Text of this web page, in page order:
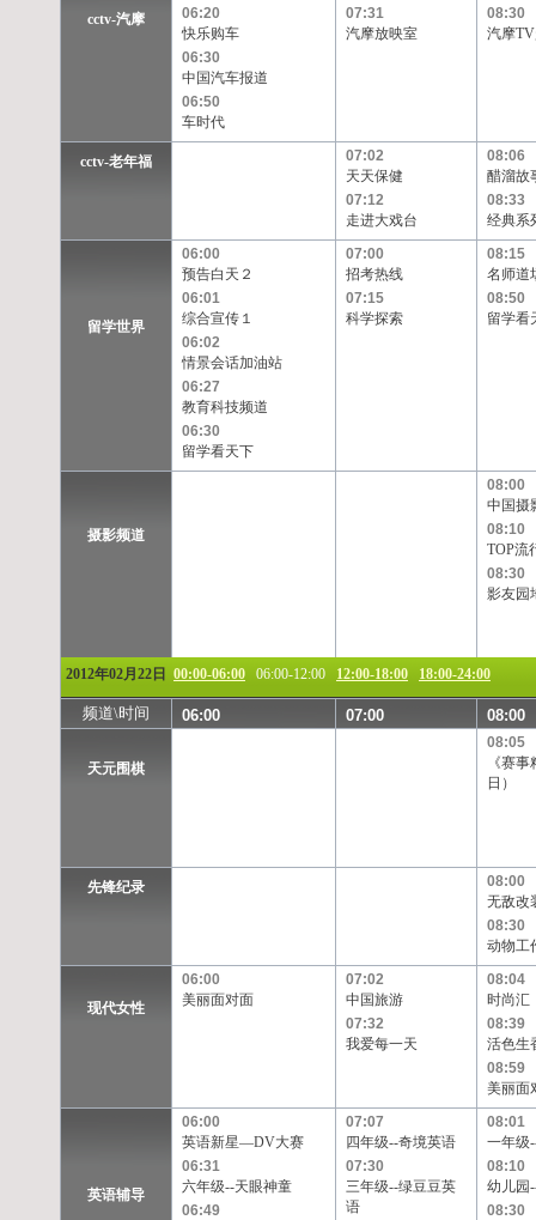
cctv-汽摩
06:20
快乐购车
06:30
中国汽车报道
06:50
车时代
07:31
汽摩放映室
08:30
汽摩
cctv-老年福
07:02
天天保健
07:12
走进大戏台
08:06
醋溜故
08:33
经典系
留学世界
06:00
预告白天２
06:01
综合宣传１
06:02
情景会话加油站
06:27
教育科技频道
06:30
留学看天下
07:00
招考热线
07:15
科学探索
08:15
名师道
08:50
留学看
摄影频道
08:00
中国摄
08:10
TOP流
08:30
影友园
2012年02月22日 00:00-06:00 06:00-12:00 12:00-18:00 18:00-24:00
频道\时间 06:00 07:00 08:00
天元围棋
08:05
《赛
日）
先锋纪录
08:00
无敌改
08:30
动物工
现代女性
06:00
美丽面对面
07:02
中国旅游
07:32
我爱每一天
08:04
时尚汇
08:39
活色生
08:59
美丽面
英语辅导
06:00
英语新星—DV大赛
06:31
六年级--天眼神童
06:49
07:07
四年级--奇境英语
07:30
三年级--绿豆豆英
语
08:01
一年级
08:10
幼儿园
08:30